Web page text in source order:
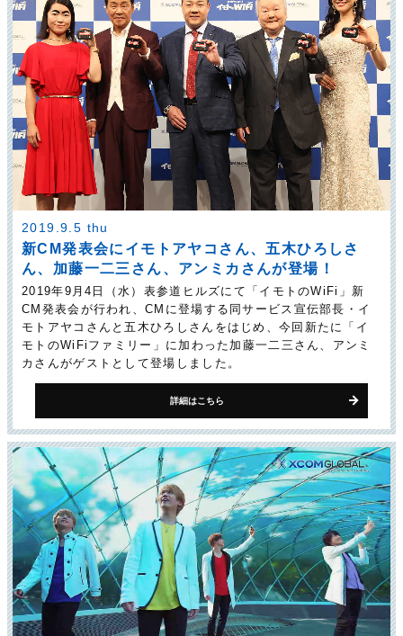
2019.9.5 thu
新CM発表会にイモトアヤコさん、五木ひろしさ
ん、加藤一二三さん、アンミカさんが登場！
2019年9月4日（水）表参道ヒルズにて「イモトのWiFi」新
CM発表会が行われ、CMに登場する同サービス宣伝部長・イ
モトアヤコさんと五木ひろしさんをはじめ、今回新たに「イ
モトのWiFiファミリー」に加わった加藤一二三さん、アンミ
カさんがゲストとして登場しました。
詳細はこちら